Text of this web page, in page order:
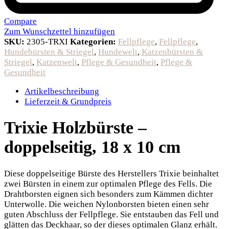
Compare
Zum Wunschzettel hinzufügen
SKU: 2305-TRXI Kategorien: Fellpflege, Fellpflege,
Hundebürsten & Striegel, Hundewelt, Katzenbürsten &
Striegel, Katzenwelt, Pflege & Gesundheit, Pflege &
Gesundheit
Artikelbeschreibung
Lieferzeit & Grundpreis
Trixie Holzbürste –
doppelseitig, 18 x 10 cm
Diese doppelseitige Bürste des Herstellers Trixie beinhaltet
zwei Bürsten in einem zur optimalen Pflege des Fells. Die
Drahtborsten eignen sich besonders zum Kämmen dichter
Unterwolle. Die weichen Nylonborsten bieten einen sehr
guten Abschluss der Fellpflege. Sie entstauben das Fell und
glätten das Deckhaar, so der dieses optimalen Glanz erhält.